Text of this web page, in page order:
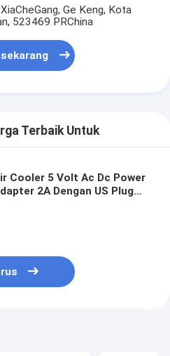
Ge Keng, Kota
523469 PRChina
Terbaik Untuk
Cooler 5 Volt Ac Dc Power
2A Dengan US Plug